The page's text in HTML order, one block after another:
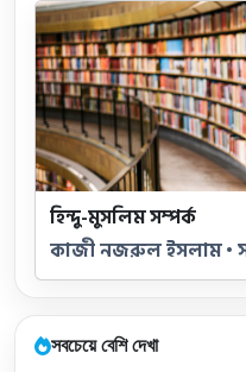
হিন্দু-মুসলিম সম্পর্ক
কাজী নজরুল ইসলাম •
সবচেয়ে বেশি দেখা